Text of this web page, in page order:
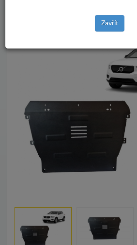
Zpět na produkty
Zavřít